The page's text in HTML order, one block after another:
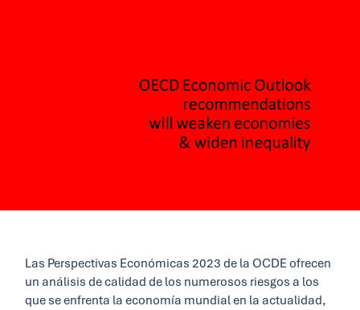
Las Perspectivas Económicas 2023 de la OCDE ofrecen
un análisis de calidad de los numerosos riesgos a los
que se enfrenta la economía mundial en la actualidad,